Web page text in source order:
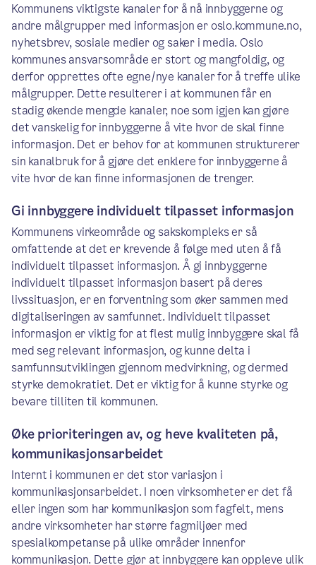
Kommunens viktigste kanaler for å nå innbyggerne og
andre målgrupper med informasjon er oslo.kommune.no,
nyhetsbrev, sosiale medier og saker i media. Oslo
kommunes ansvarsområde er stort og mangfoldig, og
derfor opprettes ofte egne/nye kanaler for å treffe ulike
målgrupper. Dette resulterer i at kommunen får en
stadig økende mengde kanaler, noe som igjen kan gjøre
det vanskelig for innbyggerne å vite hvor de skal finne
informasjon. Det er behov for at kommunen strukturerer
sin kanalbruk for å gjøre det enklere for innbyggerne å
vite hvor de kan finne informasjonen de trenger.
Gi innbyggere individuelt tilpasset informasjon
Kommunens virkeområde og sakskompleks er så
omfattende at det er krevende å følge med uten å få
individuelt tilpasset informasjon. Å gi innbyggerne
individuelt tilpasset informasjon basert på deres
livssituasjon, er en forventning som øker sammen med
digitaliseringen av samfunnet. Individuelt tilpasset
informasjon er viktig for at flest mulig innbyggere skal få
med seg relevant informasjon, og kunne delta i
samfunnsutviklingen gjennom medvirkning, og dermed
styrke demokratiet. Det er viktig for å kunne styrke og
bevare tilliten til kommunen.
Øke prioriteringen av, og heve kvaliteten på,
kommunikasjonsarbeidet
Internt i kommunen er det stor variasjon i
kommunikasjonsarbeidet. I noen virksomheter er det få
eller ingen som har kommunikasjon som fagfelt, mens
andre virksomheter har større fagmiljøer med
spesialkompetanse på ulike områder innenfor
kommunikasjon. Dette gjør at innbyggere kan oppleve ulik